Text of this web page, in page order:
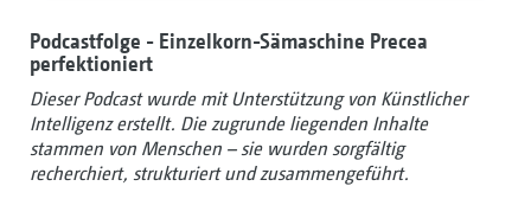
Podcastfolge - Einzelkorn-Sämaschine Precea
perfektioniert
Dieser Podcast wurde mit Unterstützung von Künstlicher
Intelligenz erstellt. Die zugrunde liegenden Inhalte
stammen von Menschen – sie wurden sorgfältig
recherchiert, strukturiert und zusammengeführt.